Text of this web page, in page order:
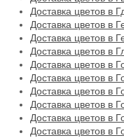
Доставка цветов в
Доставка цветов в
Доставка цветов в
Доставка цветов в
Доставка цветов в
Доставка цветов в
Доставка цветов в
Доставка цветов в
Доставка цветов в
Доставка цветов в